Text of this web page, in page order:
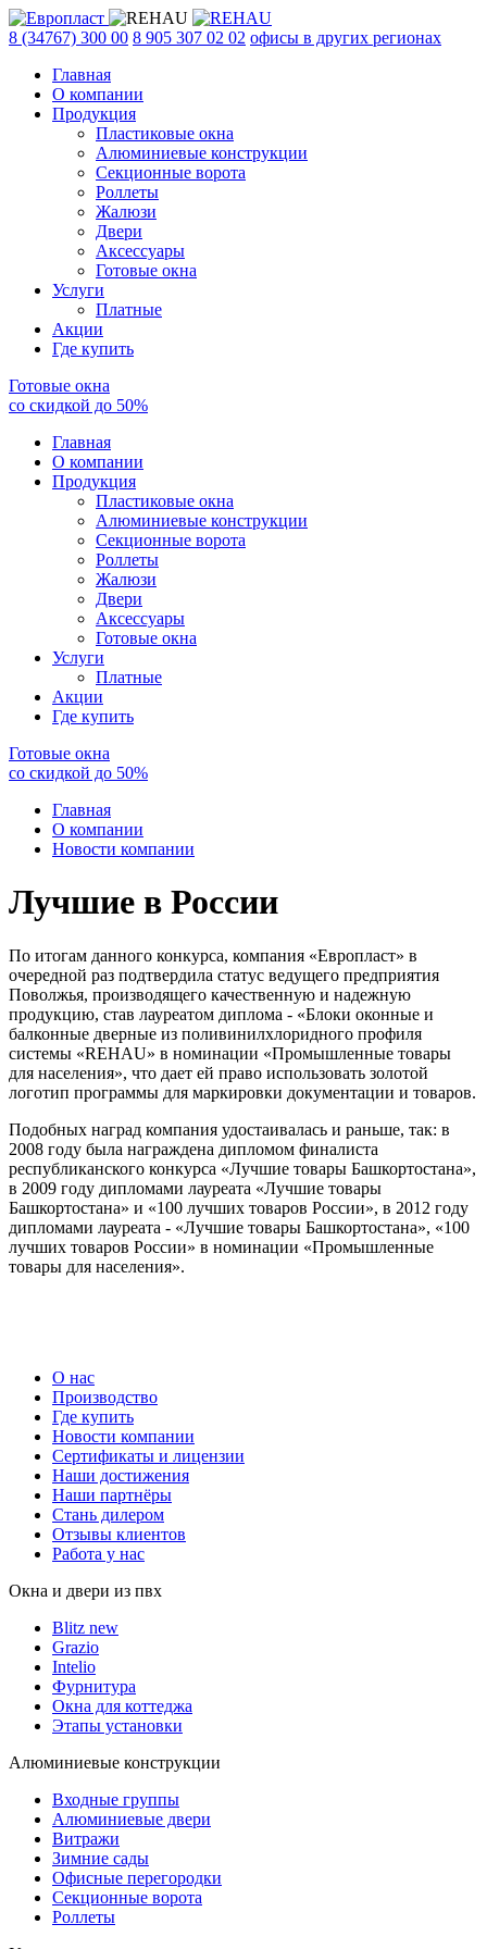
8 (34767) 300 00 8 905 307 02 02 офисы в других регионах
Главная
О компании
Продукция
Пластиковые окна
Алюминиевые конструкции
Секционные ворота
Роллеты
Жалюзи
Двери
Аксессуары
Готовые окна
Услуги
Платные
Акции
Где купить
Готовые окна
со скидкой до 50%
Главная
О компании
Продукция
Пластиковые окна
Алюминиевые конструкции
Секционные ворота
Роллеты
Жалюзи
Двери
Аксессуары
Готовые окна
Услуги
Платные
Акции
Где купить
Готовые окна
со скидкой до 50%
Главная
О компании
Новости компании
Лучшие в России
По итогам данного конкурса, компания «Европласт» в
очередной раз подтвердила статус ведущего предприятия
Поволжья, производящего качественную и надежную
продукцию, став лауреатом диплома - «Блоки оконные и
балконные дверные из поливинилхлоридного профиля
системы «REHAU» в номинации «Промышленные товары
для населения», что дает ей право использовать золотой
логотип программы для маркировки документации и товаров.
Подобных наград компания удостаивалась и раньше, так: в
2008 году была награждена дипломом финалиста
республиканского конкурса «Лучшие товары Башкортостана»,
в 2009 году дипломами лауреата «Лучшие товары
Башкортостана» и «100 лучших товаров России», в 2012 году
дипломами лауреата - «Лучшие товары Башкортостана», «100
лучших товаров России» в номинации «Промышленные
товары для населения».
О нас
Производство
Где купить
Новости компании
Сертификаты и лицензии
Наши достижения
Наши партнёры
Стань дилером
Отзывы клиентов
Работа у нас
Окна и двери из пвх
Blitz new
Grazio
Intelio
Фурнитура
Окна для коттеджа
Этапы установки
Алюминиевые конструкции
Входные группы
Алюминиевые двери
Витражи
Зимние сады
Офисные перегородки
Секционные ворота
Роллеты